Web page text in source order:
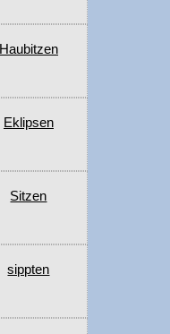
Haubitzen
Eklipsen
Sitzen
sippten